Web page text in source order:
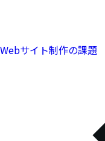
Webサイト制作の課題